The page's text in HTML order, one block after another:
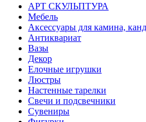
АРТ СКУЛЬПТУРА
Мебель
Аксессуары для камина,
Антиквариат
Вазы
Декор
Елочные игрушки
Люстры
Настенные тарелки
Свечи и подсвечники
Сувениры